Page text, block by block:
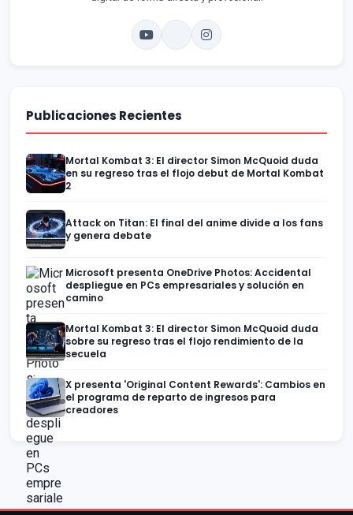
Publicaciones Recientes
Mortal Kombat 3: El director Simon McQuoid duda
en su regreso tras el flojo debut de Mortal Kombat
2
Attack on Titan: El final del anime divide a los fans
y genera debate
Microsoft presenta OneDrive Photos: Accidental
despliegue en PCs empresariales y solución en
camino
Mortal Kombat 3: El director Simon McQuoid duda
sobre su regreso tras el flojo rendimiento de la
secuela
X presenta 'Original Content Rewards': Cambios en
el programa de reparto de ingresos para
creadores